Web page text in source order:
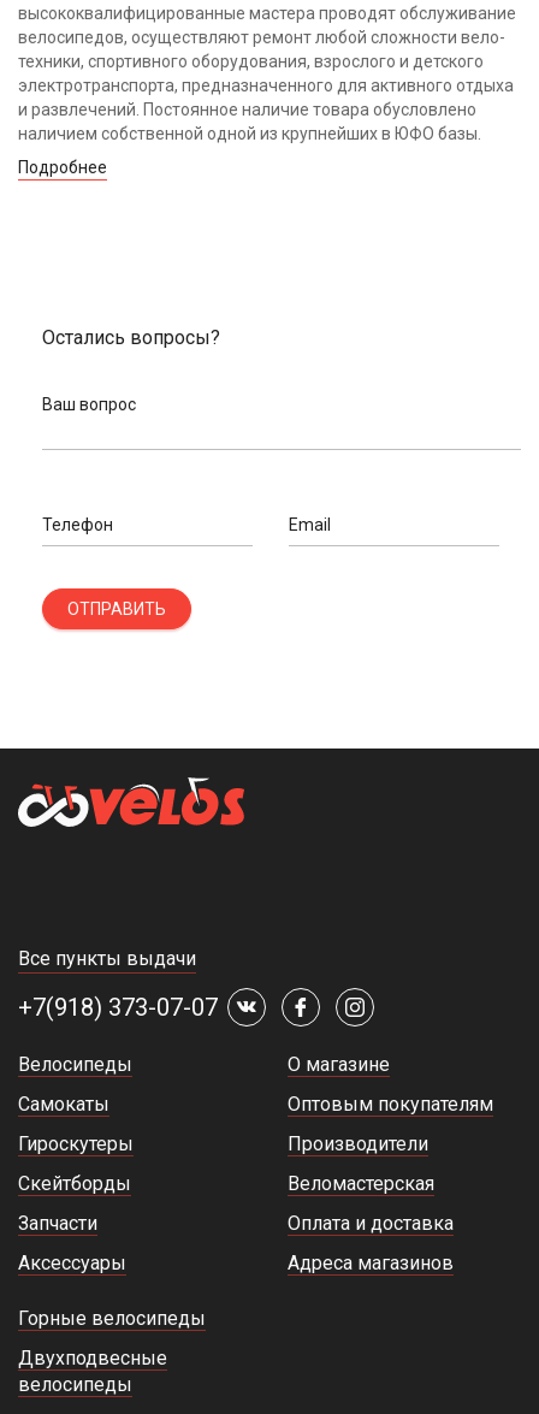
высококвалифицированные мастера проводят обслуживание
велосипедов, осуществляют ремонт любой сложности вело-
техники, спортивного оборудования, взрослого и детского
электротранспорта, предназначенного для активного отдыха
и развлечений. Постоянное наличие товара обусловлено
наличием собственной одной из крупнейших в ЮФО базы.
Подробнее
Остались вопросы?
Ваш вопрос
Телефон Email
ОТПРАВИТЬ
Все пункты выдачи
+7(918) 373-07-07
Велосипеды
Самокаты
Гироскутеры
Скейтборды
Запчасти
Аксессуары
О магазине
Оптовым покупателям
Производители
Веломастерская
Оплата и доставка
Адреса магазинов
Горные велосипеды
Двухподвесные
велосипеды